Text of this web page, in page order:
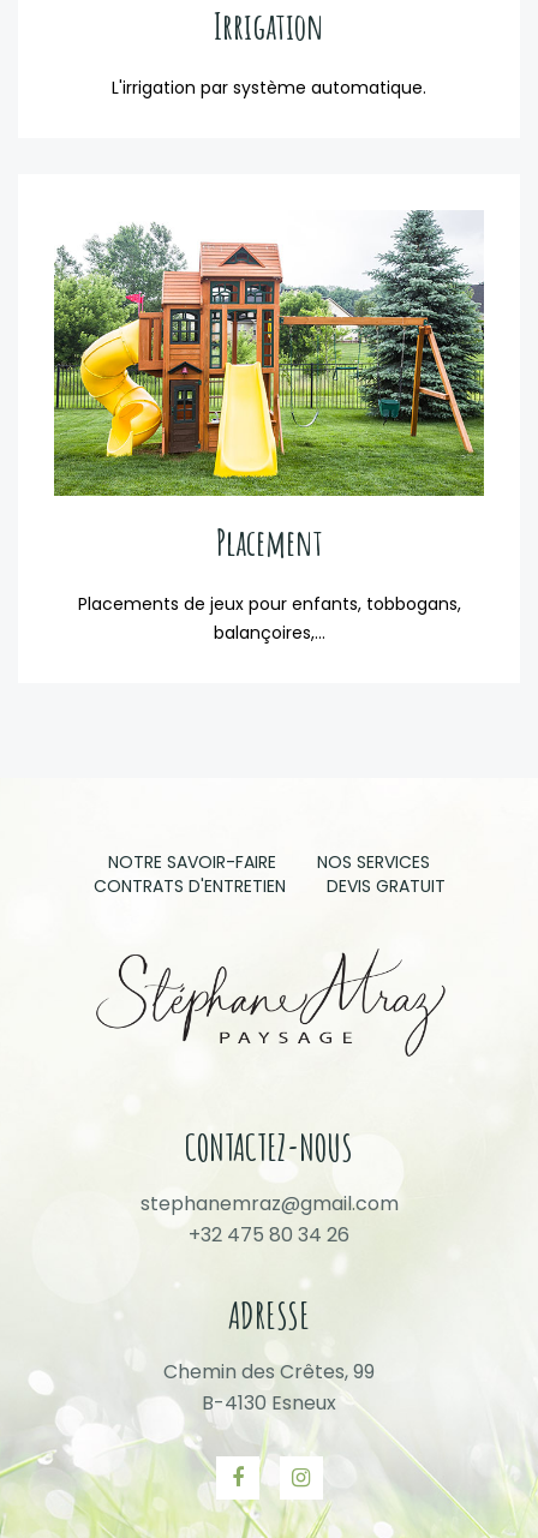
Irrigation
L'irrigation par système automatique.
Placement
Placements de jeux pour enfants, tobbogans,
balançoires,...
NOTRE SAVOIR-FAIRE
NOS SERVICES
CONTRATS D'ENTRETIEN
DEVIS GRATUIT
CONTACTEZ-NOUS
stephanemraz@gmail.com
+32 475 80 34 26
ADRESSE
Chemin des Crêtes, 99
B-4130 Esneux